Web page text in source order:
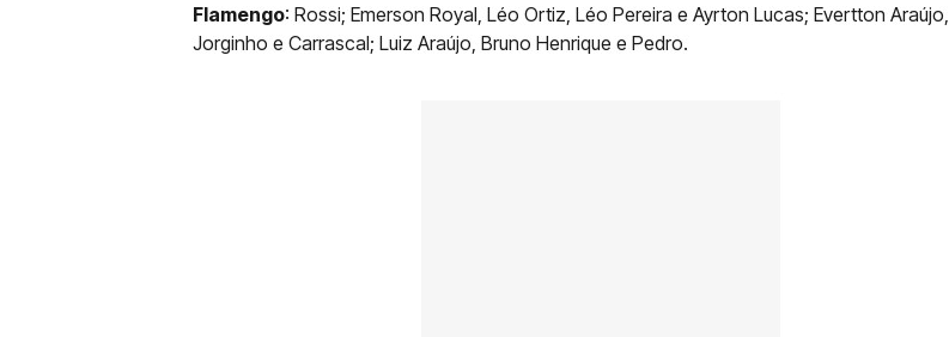
Flamengo: Rossi; Emerson Royal, Léo Ortiz, Léo Pereira e Ayrton Lucas; Evertton Araújo,
Jorginho e Carrascal; Luiz Araújo, Bruno Henrique e Pedro.